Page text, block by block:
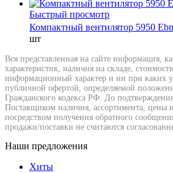
Быстрый просмотр
Компактный вентилятор 5950
шт
Вся представленная на сайте информация,
характеристик, наличия на складе,
информационный характер и ни при каких
публичной офертой, определяемой
Гражданского кодекса РФ. До
Поставщиком наличия, ассортимента, цены
посредством получения обратного
продажи/поставки не считаются
Наши предложения
Хиты